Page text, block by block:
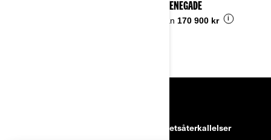
2026 RENEGADE
Pris från 170 900 kr i
Säkerhetsåterkallelser